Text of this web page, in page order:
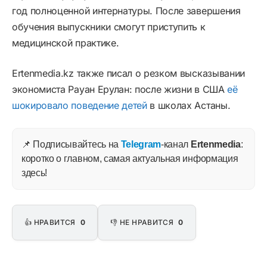
год полноценной интернатуры. После завершения
обучения выпускники смогут приступить к
медицинской практике.
Ertenmedia.kz также писал о резком высказывании
экономиста Рауан Ерулан: после жизни в СШАеё
шокировало поведение детейв школах Астаны.
📌 Подписывайтесь на Telegram-канал Ertenmedia:
коротко о главном, самая актуальная информация
здесь!
👍 НРАВИТСЯ 0 👎 НЕ НРАВИТСЯ 0